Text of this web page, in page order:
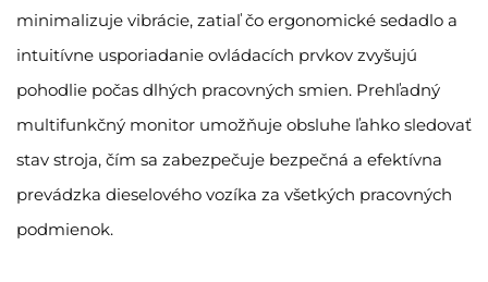
minimalizuje vibrácie, zatiaľ čo ergonomické sedadlo a
intuitívne usporiadanie ovládacích prvkov zvyšujú
pohodlie počas dlhých pracovných smien. Prehľadný
multifunkčný monitor umožňuje obsluhe ľahko sledovať
stav stroja, čím sa zabezpečuje bezpečná a efektívna
prevádzka dieselového vozíka za všetkých pracovných
podmienok.